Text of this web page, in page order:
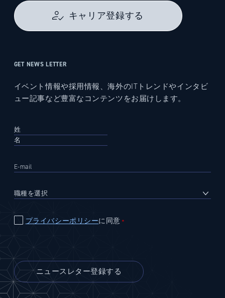
キャリア登録する
GET NEWS LETTER
イベント情報や採用情報、海外のITトレンドやインタビ
ュー記事など豊富なコンテンツをお届けします。
プライバシーポリシーに同意 ＊